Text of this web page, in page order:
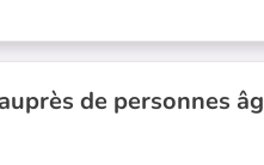
de personnes